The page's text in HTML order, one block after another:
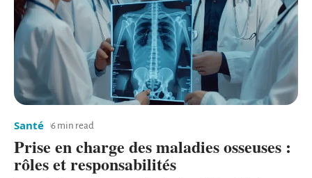
Santé 6 min read
Prise en charge des maladies osseuses :
rôles et responsabilités